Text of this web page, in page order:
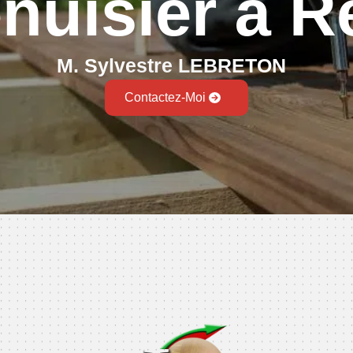
M. Sylvestre LEBRETON
Contactez-Moi